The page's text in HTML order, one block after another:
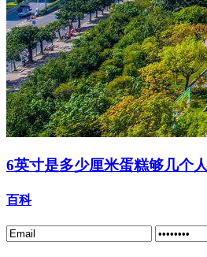
6英寸是多少厘米蛋糕够几个人
百科